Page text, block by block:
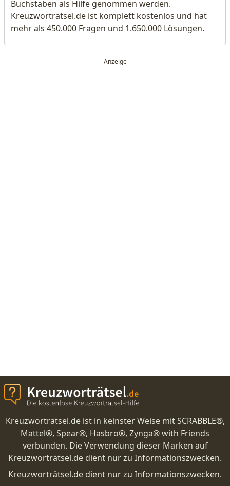
Buchstaben als Hilfe genommen werden.
Kreuzworträtsel.de ist komplett kostenlos und hat
mehr als 450.000 Fragen und 1.650.000 Lösungen.
Kreuzworträtsel.de ist in keinster Weise mit SCRABBLE®,
Mattel®, Spear®, Hasbro®, Zynga® with Friends
verbunden. Die Verwendung dieser Marken auf
Kreuzworträtsel.de dient nur zu Informationszwecken.
Kreuzworträtsel.de dient nur zu Informationszwecken.